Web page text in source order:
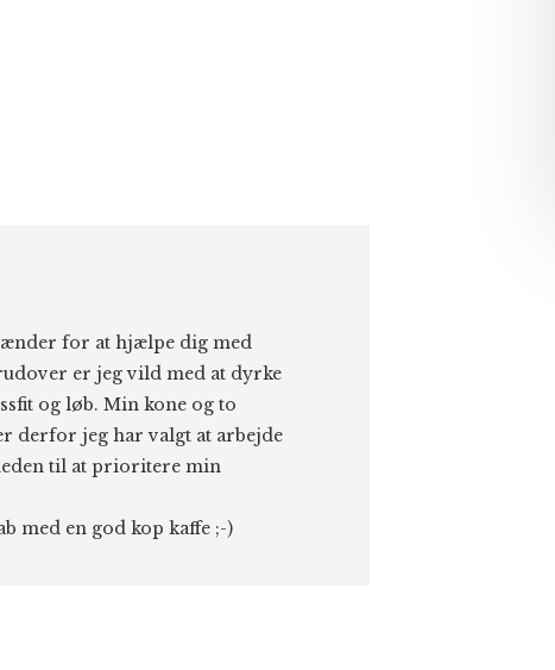
for at hjælpe dig med
er jeg vild med at dyrke
og løb. Min kone og to
derfor jeg har valgt at arbejde
til at prioritere min
med en god kop kaffe ;-)